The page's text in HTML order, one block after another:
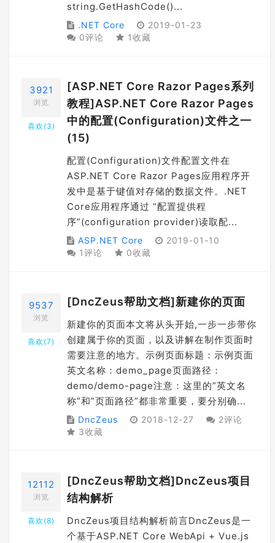
string.GetHashCode()...
.NET Core
2019-01-23
0评论
1收藏
3921
浏览
喜欢(3)
[ASP.NET Core Razor Pages系列
教程]ASP.NET Core Razor Pages
中的配置(Configuration)文件之一
(15)
配置(Configuration)文件配置文件在
ASP.NET Core Razor Pages应用程序开
发中是基于键值对存储的数据文件。.NET
Core应用程序通过 “配置提供程
序”(configuration provider)读取配...
ASP.NET Core
2019-01-10
1评论
0收藏
9537
浏览
喜欢(7)
[DncZeus帮助文档]新建你的页面
新建你的页面本文将从头开始,一步一步带你
创建属于你的页面，以及讲解在制作页面时
需要注意的地方。示例页面标题：示例页面
英文名称：demo_page页面路径：
demo/demo-page注意：这里的”英文名
称”和”页面路径”都非常重要，要分别确...
DncZeus 2018-12-27
2评论
3收藏
12112
浏览
喜欢(8)
[DncZeus帮助文档]DncZeus项目
结构解析
DncZeus项目结构解析前言DncZeus是一
个基于ASP.NET Core WebApi + Vue.js